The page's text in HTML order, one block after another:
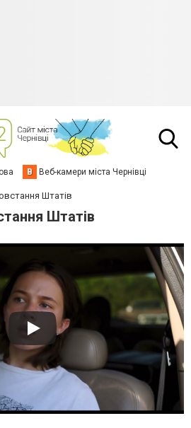
В Веб-камери міста Чернівці
Штатів
Штатів